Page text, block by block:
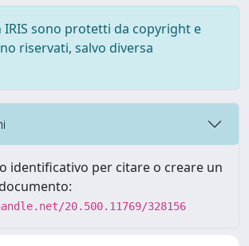
sono protetti da copyright e
riservati, salvo diversa
identificativo per citare o creare un
20.500.11769/328156